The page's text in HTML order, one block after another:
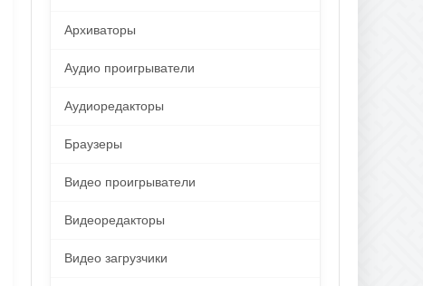
Архиваторы
Аудио проигрыватели
Аудиоредакторы
Браузеры
Видео проигрыватели
Видеоредакторы
Видео загрузчики